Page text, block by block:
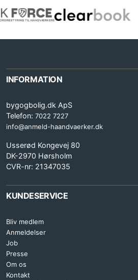
INFORMATION
bygogbolig.dk ApS
Telefon: 7022 7227
info@anmeld-haandvaerker.dk
Usserød Kongevej 80
DK-2970 Hørsholm
CVR-nr: 21347035
KUNDESERVICE
Bliv medlem
Anmeldelser
Job
Presse
Om os
Kontakt